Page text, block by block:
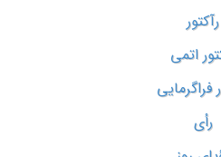
رآکتور
اتمی
فراگرمایی
رأی